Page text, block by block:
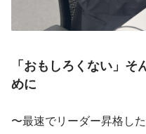
「おもしろくない」
めに
〜最速でリーダー昇格し